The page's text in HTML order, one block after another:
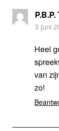
3 juni
Heel
van
zo!